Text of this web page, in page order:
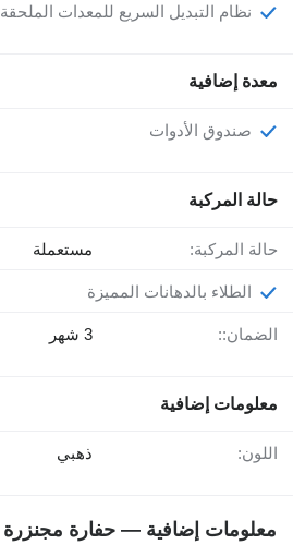
نظام التبديل السريع للمعدات الملحقة
معدة إضافية
صندوق الأدوات
حالة المركبة
حالة المركبة: مستعملة
الطلاء بالدهانات المميزة
الضمان:: 3 شهر
معلومات إضافية
اللون: ذهبي
معلومات إضافية — حفارة مجنزرة Komatsu PC350